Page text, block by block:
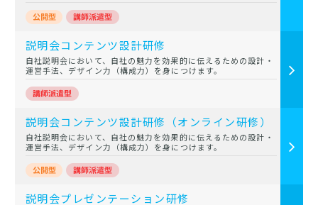
説明会コンテンツ設計研修
自社説明会において、自社の魅力を効果的に伝えるための設計・
運営手法、デザイン力（構成力）を身につけます。
説明会コンテンツ設計研修（オンライン研修）
自社説明会において、自社の魅力を効果的に伝えるための設計・
運営手法、デザイン力（構成力）を身につけます。
説明会プレゼンテーション研修